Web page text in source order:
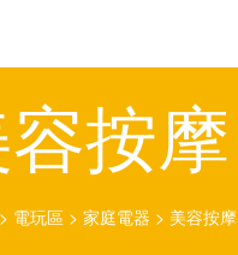
按摩
電玩區> 家庭電器 > 美容按摩